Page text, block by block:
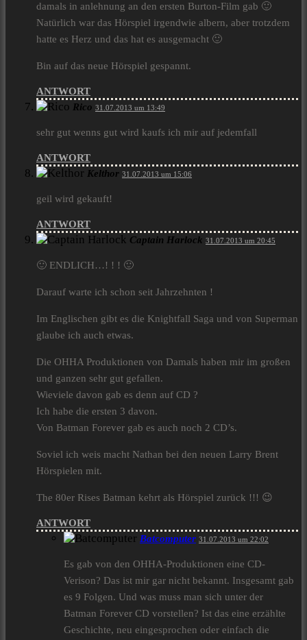
damals in anlehnung an den ersten Burton-Film gab 🙂
Natürlich war das Hörspiel irgendwie albern, aber trotzdem
hatte es Herz und das hat es ausgemacht 🙂
Bin auf das neue Hörspiel gespannt.
ANTWORT
Rico 31.07.2013 um 13:49
sehr gut wenns gut wird kaufs ich mir auf jedemfall
ANTWORT
Kelthor 31.07.2013 um 15:06
geil wird gekauft!
ANTWORT
Captain Harlock 31.07.2013 um 20:45
🙂 ENDLICH…! ! ! 🙂
Darauf warte ich schon seit Jahrzehnten !
Im Englischen gibt es die Knightfall Saga und von Superman
glaube ich auch etwas.
Die OHHA Produktionen von Damals haben mir im großen
und ganzen sehr gut gefallen.
Wieviele davon gab es denn auf CD ?
Ich habe die ersten 3 davon.
Von Batman Forever gab es auch noch 2 CD’s.
Soviel ich weis macht Nathan bei den neuen Larry Brent
Hörspielen mit.
The 80er Rises Batman kehrt als Hörspiel zurück !!! 😉
ANTWORT
Batcomputer 31.07.2013 um 22:02
Es gab von den OHHA-Produktionen eine CD-
Verison? Das ist mir gar nicht bekannt. Insgesamt gab
es 9 Folgen. Und was muss man sich unter der
Batman Forever CD vorstellen? Ist das eine erzählte
Geschichte, neu eingesprochen oder einfach die